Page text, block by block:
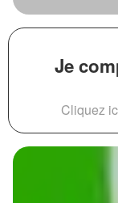
Je
Cliquez